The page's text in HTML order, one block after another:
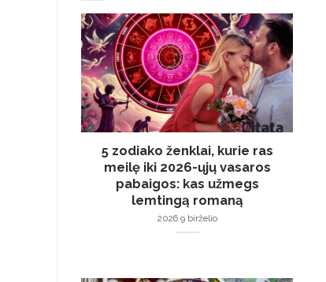
5 zodiako ženklai, kurie ras
meilę iki 2026-ųjų vasaros
pabaigos: kas užmegs
lemtingą romaną
2026 9 birželio